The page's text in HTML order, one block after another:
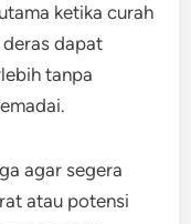
ketika curah
dapat
tanpa
agar segera
atau potensi